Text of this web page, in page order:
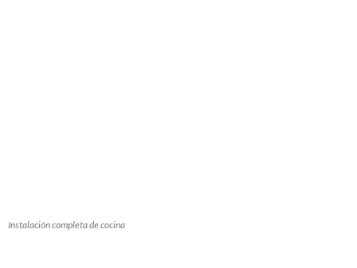
Instalación completa de cocina